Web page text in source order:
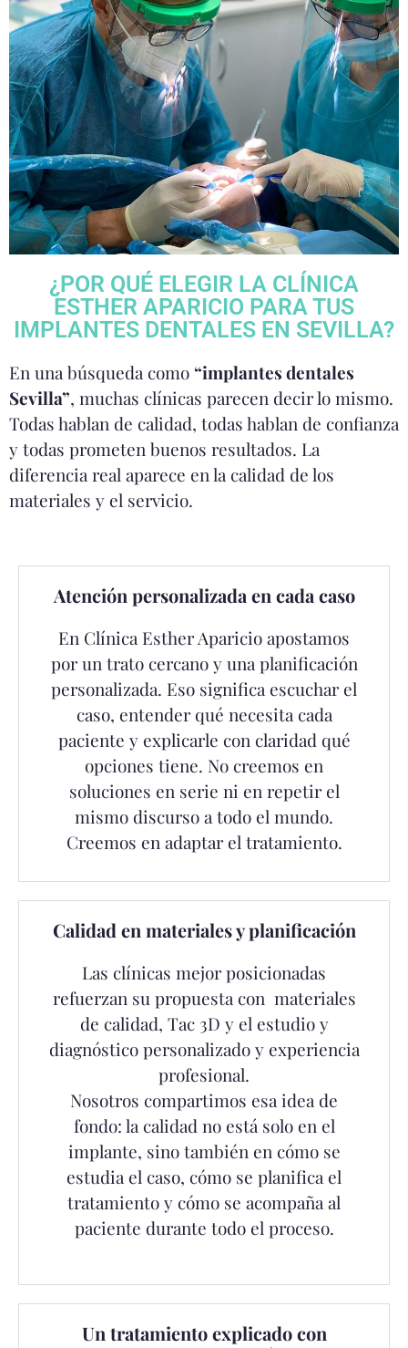
¿POR QUÉ ELEGIR LA CLÍNICA
ESTHER APARICIO PARA TUS
IMPLANTES DENTALES EN SEVILLA?
En una búsqueda como“implantes dentales
Sevilla”, muchas clínicas parecen decir lo mismo.
Todas hablan de calidad, todas hablan de confianza
y todas prometen buenos resultados. La
diferencia real aparece en la calidad de los
materiales y el servicio.
Atención personalizada en cada caso
En Clínica Esther Aparicio apostamos
por un trato cercano y una planificación
personalizada. Eso significa escuchar el
caso, entender qué necesita cada
paciente y explicarle con claridad qué
opciones tiene. No creemos en
soluciones en serie ni en repetir el
mismo discurso a todo el mundo.
Creemos en adaptar el tratamiento.
Calidad en materiales y planificación
Las clínicas mejor posicionadas
refuerzan su propuesta con materiales
de calidad, Tac 3D y el estudio y
diagnóstico personalizado y experiencia
profesional.
Nosotros compartimos esa idea de
fondo: la calidad no está solo en el
implante, sino también en cómo se
estudia el caso, cómo se planifica el
tratamiento y cómo se acompaña al
paciente durante todo el proceso.
Un tratamiento explicado con